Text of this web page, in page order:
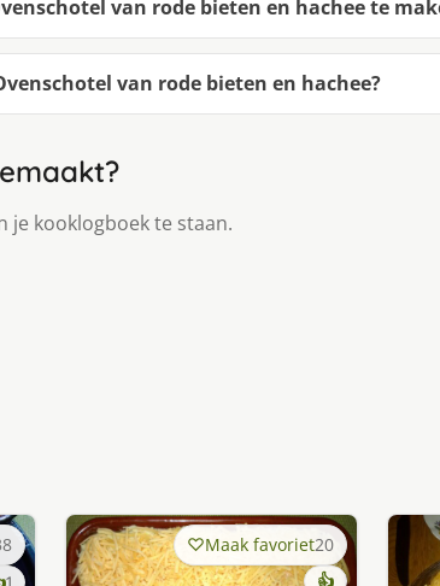
van rode bieten en hachee te
van rode bieten en hachee?
kooklogboek te staan.
keer
Maak favoriet20
👍